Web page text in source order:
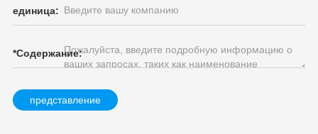
единица:
*Содержание:
представление